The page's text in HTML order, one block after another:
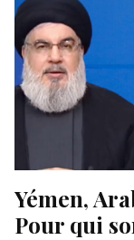
Yémen,
Pour qui